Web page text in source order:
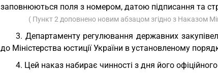
заповнюються поля з номером, датою підписання та
( Пункт 2 доповнено новим абзацом згідно з Наказом
3. Департаменту регулювання державних
до Міністерства юстиції України в установленому
4. Цей наказ набирає чинності з дня його